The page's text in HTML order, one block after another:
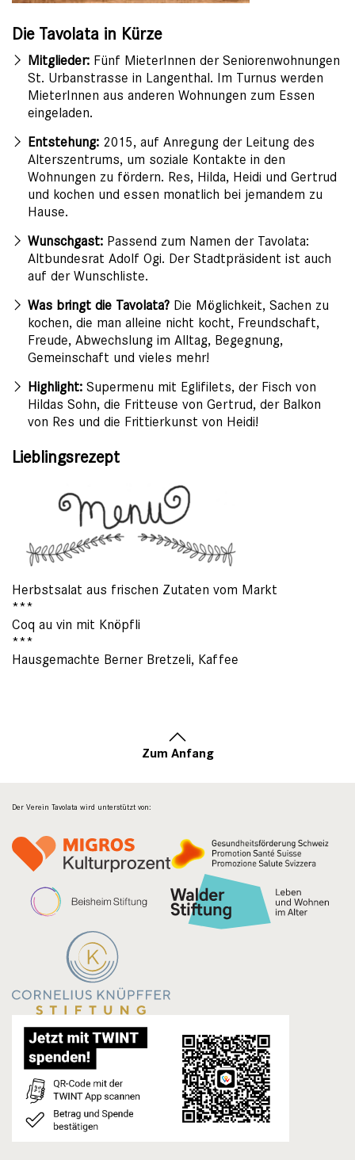
Die Tavolata in Kürze
Mitglieder: Fünf MieterInnen der Seniorenwohnungen
St. Urbanstrasse in Langenthal. Im Turnus werden
MieterInnen aus anderen Wohnungen zum Essen
eingeladen.
Entstehung: 2015, auf Anregung der Leitung des
Alterszentrums, um soziale Kontakte in den
Wohnungen zu fördern. Res, Hilda, Heidi und Gertrud
und kochen und essen monatlich bei jemandem zu
Hause.
Wunschgast: Passend zum Namen der Tavolata:
Altbundesrat Adolf Ogi. Der Stadtpräsident ist auch
auf der Wunschliste.
Was bringt die Tavolata? Die Möglichkeit, Sachen zu
kochen, die man alleine nicht kocht, Freundschaft,
Freude, Abwechslung im Alltag, Begegnung,
Gemeinschaft und vieles mehr!
Highlight: Supermenu mit Eglifilets, der Fisch von
Hildas Sohn, die Fritteuse von Gertrud, der Balkon
von Res und die Frittierkunst von Heidi!
Lieblingsrezept
Herbstsalat aus frischen Zutaten vom Markt
***
Coq au vin mit Knöpfli
***
Hausgemachte Berner Bretzeli, Kaffee
Zum Anfang
Der Verein Tavolata wird unterstützt von: